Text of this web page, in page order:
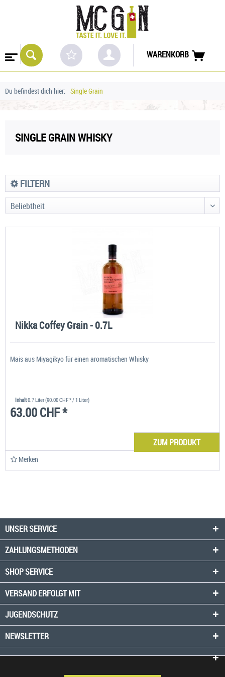
WARENKORB
Du befindest dich hier: Single Grain
SINGLE GRAIN WHISKY
FILTERN
Nikka Coffey Grain - 0.7L
Mais aus Miyagikyo für einen aromatischen Whisky
Inhalt0.7 Liter(90.00 CHF * / 1 Liter)
63.00 CHF *
ZUM PRODUKT
Merken
UNSER SERVICE
ZAHLUNGSMETHODEN
SHOP SERVICE
VERSAND ERFOLGT MIT
JUGENDSCHUTZ
NEWSLETTER